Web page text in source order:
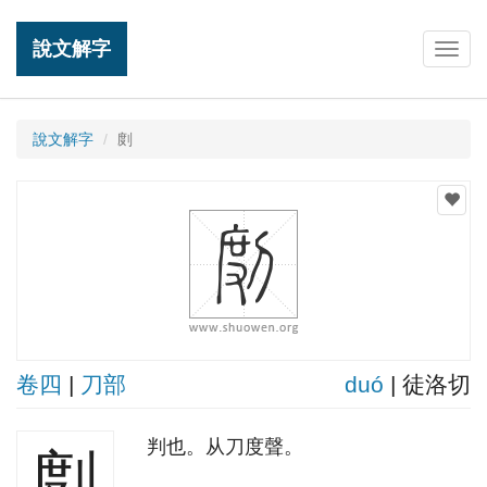
說文解字
說文解字 剫
卷四 | 刀部 duó | 徒洛切
判也。从刀度聲。